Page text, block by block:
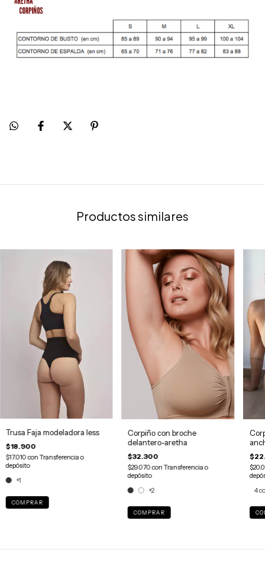
Productos similares
Trusa Faja modeladora less
$18.900
$17.010con Transferencia o
depósito
+1
COMPRAR
Corpiño con broche
delantero-aretha
$32.300
$29.070conTransferencia o
depósito
+2
COMPRAR
4